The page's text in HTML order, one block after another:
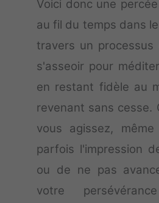
Voici donc une
au fil du temps dans le
travers un processus
s'asseoir pour
en restant fidèle au
revenant sans cesse.
vous agissez,
parfois l'impression
ou de ne pas
votre